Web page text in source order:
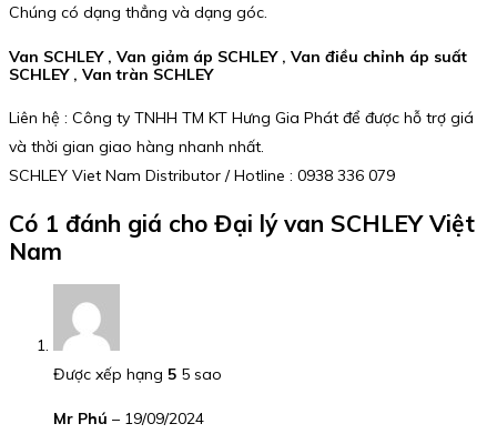
Chúng có dạng thẳng và dạng góc.
Van SCHLEY , Van giảm áp SCHLEY , Van điều chỉnh áp suất
SCHLEY , Van tràn SCHLEY
Liên hệ : Công ty TNHH TM KT Hưng Gia Phát để được hỗ trợ giá
và thời gian giao hàng nhanh nhất.
SCHLEY Viet Nam Distributor / Hotline : 0938 336 079
Có 1 đánh giá cho Đại lý van SCHLEY Việt
Nam
Được xếp hạng 5 5 sao
Mr Phú – 19/09/2024